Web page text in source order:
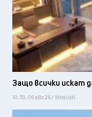
Защо всички искат
10:30, 06 авг 26 / Idealisti